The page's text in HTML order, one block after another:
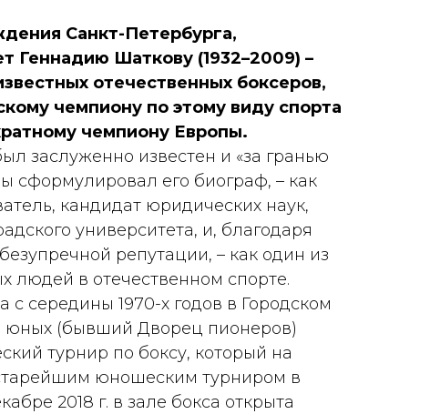
Санкт-Петербурга,
Геннадию Шаткову (1932–2009) –
отечественных боксеров,
чемпиону по этому виду спорта
чемпиону Европы.
заслуженно известен и «за гранью
сформулировал его биограф, – как
кандидат юридических наук,
университета, и, благодаря
репутации, – как один из
людей в отечественном спорте.
с середины 1970-х годов в Городском
юных (бывший Дворец пионеров)
турнир по боксу, который на
юношеским турниром в
2018 г. в зале бокса открыта